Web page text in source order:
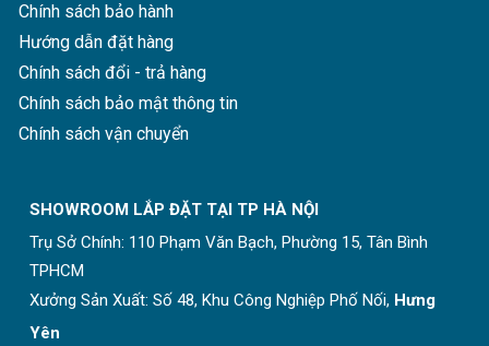
Chính sách bảo hành
Hướng dẫn đặt hàng
Chính sách đổi - trả hàng
Chính sách bảo mật thông tin
Chính sách vận chuyển
SHOWROOM LẮP ĐẶT TẠI TP HÀ NỘI
Trụ Sở Chính: 110 Phạm Văn Bạch, Phường 15, Tân Bình
TPHCM
Xưởng Sản Xuất: Số 48, Khu Công Nghiệp Phố Nối, Hưng
Yên